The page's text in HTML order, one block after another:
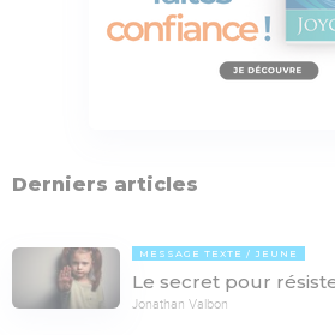
Derniers articles
MESSAGE TEXTE JEUNE
Le secret pour
Jonathan Valbon